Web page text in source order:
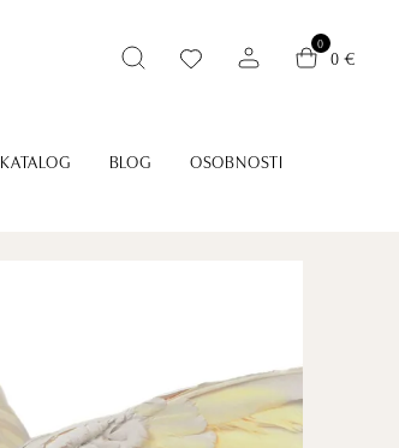
0
0 €
KATALOG BLOG OSOBNOSTI